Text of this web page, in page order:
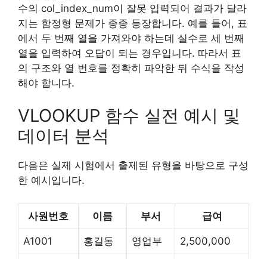
수의 col_index_num이 잘못 입력되어 결과가 달라
지는 함정형 문제가 종종 등장합니다. 예를 들어, 표
에서 두 번째 열을 가져와야 하는데 실수로 세 번째
열을 입력하여 오답이 되는 경우입니다. 따라서 표
의 구조와 열 번호를 정확히 파악한 뒤 수식을 작성
해야 합니다.
VLOOKUP 함수 실전 예시 및
데이터 분석
다음은 실제 시험에서 출제된 유형을 바탕으로 구성
한 예시입니다.
사원번호 이름 부서 급여
A1001 홍길동 영업부 2,500,000